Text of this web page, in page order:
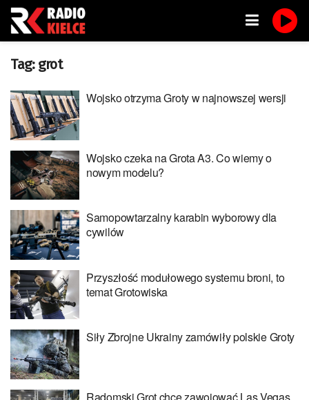
Tag: grot
Wojsko otrzyma Groty w najnowszej wersji
Wojsko czeka na Grota A3. Co wiemy o
nowym modelu?
Samopowtarzalny karabin wyborowy dla
cywilów
Przyszłość modułowego systemu broni, to
temat Grotowiska
Siły Zbrojne Ukrainy zamówiły polskie Groty
Radomski Grot chce zawojować Las Vegas